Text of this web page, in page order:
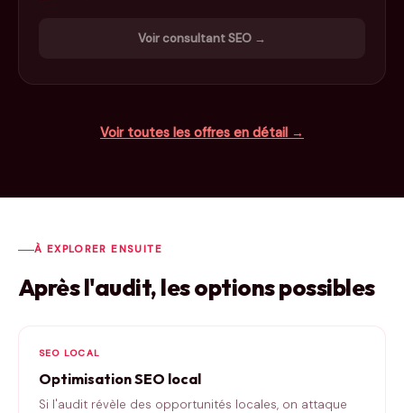
Voir consultant SEO →
Voir toutes les offres en détail →
À EXPLORER ENSUITE
Après l'audit, les options possibles
SEO LOCAL
Optimisation SEO local
Si l'audit révèle des opportunités locales, on attaque